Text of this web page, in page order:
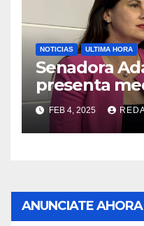
NOTICIAS ULTIMA HORA
Senadora
presenta
violencia en
FEB 4, 2025
ANUNCIATE AHORA